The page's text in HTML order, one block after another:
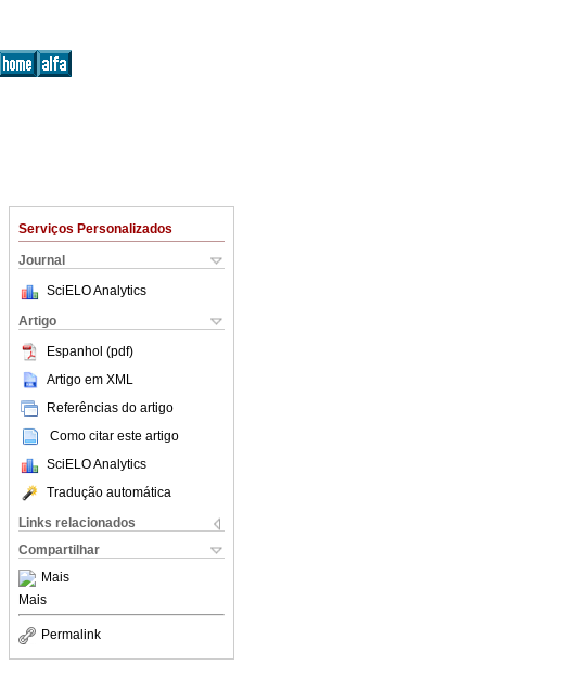
Serviços Personalizados
Journal
SciELO Analytics
Artigo
Espanhol (pdf)
Artigo em XML
Referências do artigo
Como citar este artigo
SciELO Analytics
Tradução automática
Links relacionados
Compartilhar
Mais
Mais
Permalink